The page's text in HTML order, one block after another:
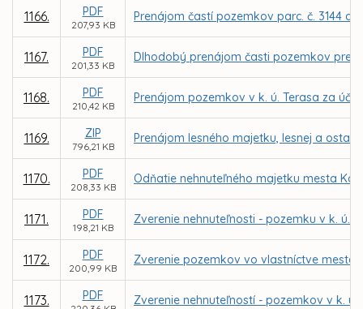
1166. PDF
207,93 KB
Prenájom častí pozemkov parc. č. 3144 a
1167. PDF
201,33 KB
Dlhodobý prenájom časti pozemkov pre
1168. PDF
210,42 KB
Prenájom pozemkov v k. ú. Terasa za
1169. ZIP
796,21 KB
Prenájom lesného majetku, lesnej a
1170. PDF
208,33 KB
Odňatie nehnuteľného majetku mesta
1171. PDF
198,21 KB
Zverenie nehnuteľnosti - pozemku v k. ú.
1172. PDF
200,99 KB
Zverenie pozemkov vo vlastníctve mesta
1173. PDF Zverenie nehnuteľností - pozemkov v k.